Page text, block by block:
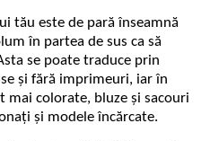
tău este de pară înseamnă
în partea de sus ca să
se poate traduce prin
și fără imprimeuri, iar în
mai colorate, bluze și sacouri
și modele încărcate.